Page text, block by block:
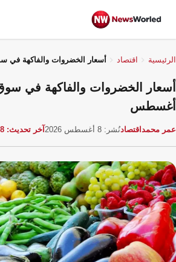
الرئيسية اقتصاد أسعار الخضروات والفاكهة في سوق
أغسطس
عمر محمد اقتصادنُشر: 8 أغسطس 2026 آخر تحديث: 8 أغسطس 2026 في 12:10 م